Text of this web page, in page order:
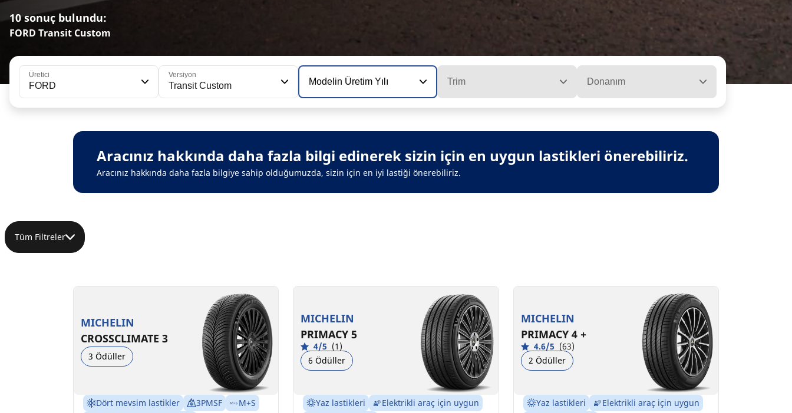
10 sonuç bulundu:
FORD Transit Custom
Üretici
FORD
Versiyon
Transit Custom Modelin Üretim Yılı Trim Donanım
Aracınız hakkında daha fazla bilgi edinerek sizin için en uygun lastikleri önerebiliriz.
Aracınız hakkında daha fazla bilgiye sahip olduğumuzda, sizin için en iyi lastiği önerebiliriz.
Tüm Filtreler
MICHELIN
CROSSCLIMATE 3
3 Ödüller
Dört mevsim lastikler 3PMSF
M+S
MICHELIN
PRIMACY 5
4/5 (1)
6 Ödüller
Yaz lastikleri
Elektrikli araç için uygun
MICHELIN
PRIMACY 4 +
4.6/5 (63)
2 Ödüller
Yaz lastikleri
Elektrikli araç için uygun